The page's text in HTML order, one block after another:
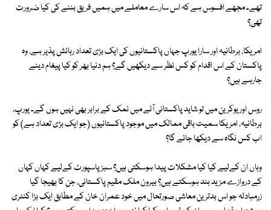
تھے۔ مجھے افسوس ہے کہ اس سارے معاملے میں ہمیں فریق بننے کی کیا ضرورت
تھی؟
امریکا، برطانیہ اور سارا یورپ جہاں پاکستانیوں کی ایک بڑی تعداد رہائش پذیر ہے، وہ
پاکستان کے اس اقدام کو کس نظر سے دیکھیں گے؟ ہم دنیا بھر کو کیا پیغام دینے
جارہے ہیں؟
روس اور یوکرین میں تو شاید پاکستانی آٹے میں نمک کے برابر بھی نہیں ہوں گے۔ یورپ،
برطانیہ، امریکا سمیت باقی ممالک میں موجود پاکستانیوں (جو ایک بڑی تعداد ہے) کو
اب کس نگاہ سے دیکھا جائے گا؟
وہاں ان کےلیے کیا کیا مشکلات پیدا ہوسکتی ہیں؟ سبز پاسپورٹ کےلیے کہاں کہاں
کے دروازے مزید بند ہوسکتے ہیں؟ بیرون ملک مقیم پاکستانی، جن کا بھیجا گیا
زرِمبادلہ جو اس بدترین معاشی صورتحال میں خود عمران خان کے مطابق ایک بڑا کنٹری